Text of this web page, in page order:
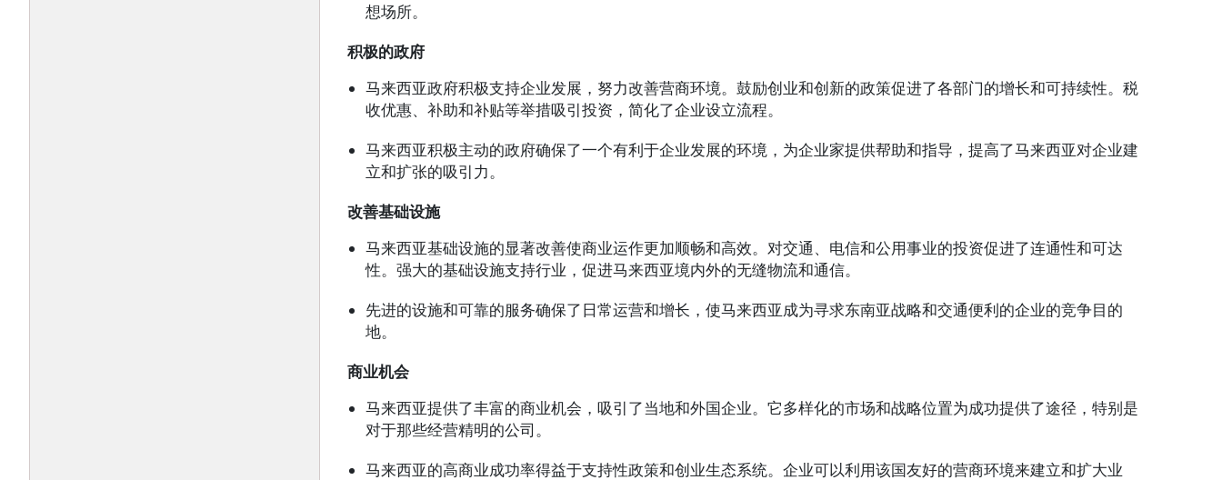
想场所。
积极的政府
马来西亚政府积极支持企业发展，努力改善营商环境。鼓励创业和创新的政策促进了各部门的增长和可持续性。税
收优惠、补助和补贴等举措吸引投资，简化了企业设立流程。
马来西亚积极主动的政府确保了一个有利于企业发展的环境，为企业家提供帮助和指导，提高了马来西亚对企业建
立和扩张的吸引力。
改善基础设施
马来西亚基础设施的显著改善使商业运作更加顺畅和高效。对交通、电信和公用事业的投资促进了连通性和可达
性。强大的基础设施支持行业，促进马来西亚境内外的无缝物流和通信。
先进的设施和可靠的服务确保了日常运营和增长，使马来西亚成为寻求东南亚战略和交通便利的企业的竞争目的
地。
商业机会
马来西亚提供了丰富的商业机会，吸引了当地和外国企业。它多样化的市场和战略位置为成功提供了途径，特别是
对于那些经营精明的公司。
马来西亚的高商业成功率得益于支持性政策和创业生态系统。企业可以利用该国友好的营商环境来建立和扩大业